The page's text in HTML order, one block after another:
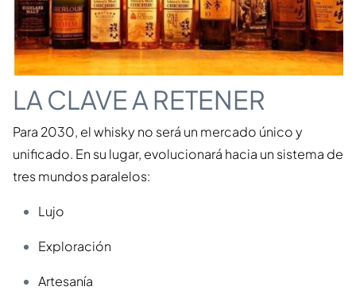
LA CLAVE A RETENER
Para 2030, el whisky no será un mercado único y
unificado. En su lugar, evolucionará hacia un sistema de
tres mundos paralelos:
Lujo
Exploración
Artesanía